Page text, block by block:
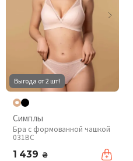
Выгода от 2 шт!
Симплы
Бра с формованной чашкой
031BC
1 439 ₴